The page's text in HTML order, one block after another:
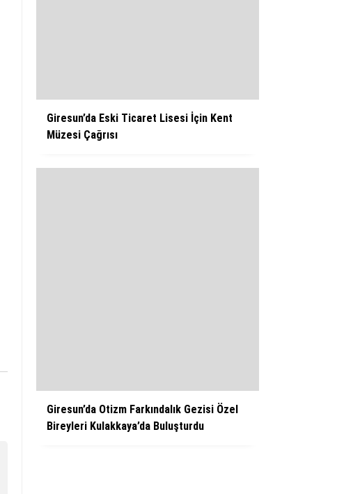
Giresun’da Eski Ticaret Lisesi İçin Kent
Müzesi Çağrısı
Giresun’da Otizm Farkındalık Gezisi Özel
Bireyleri Kulakkaya’da Buluşturdu